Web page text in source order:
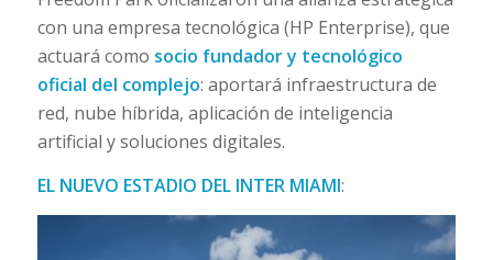
con una empresa tecnológica (HP Enterprise), que
actuará como socio fundador y tecnológico
oficial del complejo: aportará infraestructura de
red, nube híbrida, aplicación de inteligencia
artificial y soluciones digitales.
EL NUEVO ESTADIO DEL INTER MIAMI: